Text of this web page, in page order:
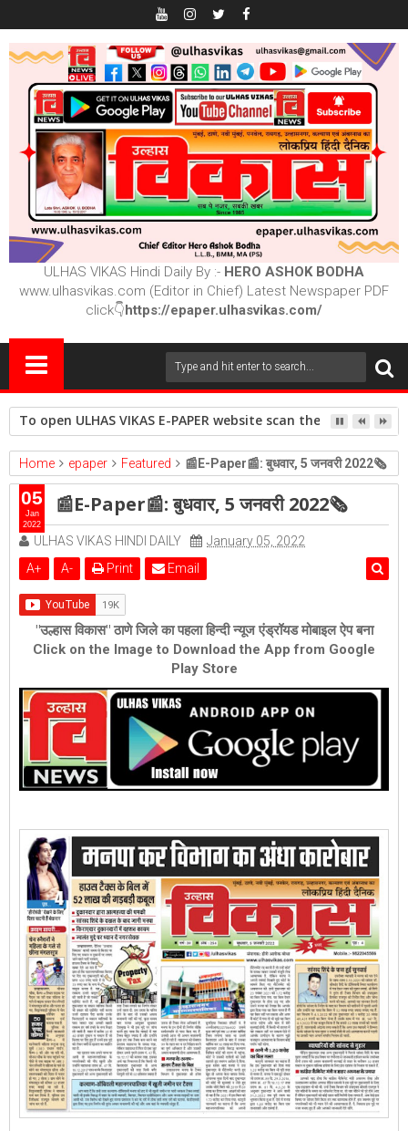
ULHAS VIKAS Hindi Daily By :- HERO ASHOK BODHA
www.ulhasvikas.com (Editor in Chief) Latest Newspaper PDF
click👇https://epaper.ulhasvikas.com/
To open ULHAS VIKAS E-PAPER website scan the QR
Home epaper Featured 📰E-Paper📰: बुधवार, 5 जनवरी 2022🗞
📰E-Paper📰: बुधवार, 5 जनवरी 2022🗞
ULHAS VIKAS HINDI DAILY
January 05, 2022
A+ A- Print Email
"उल्हास विकास" ठाणे जिले का पहला हिन्दी न्यूज एंड्रॉयड मोबाइल ऐप बना
Click on the Image to Download the App from Google
Play Store
05
Jan
2022